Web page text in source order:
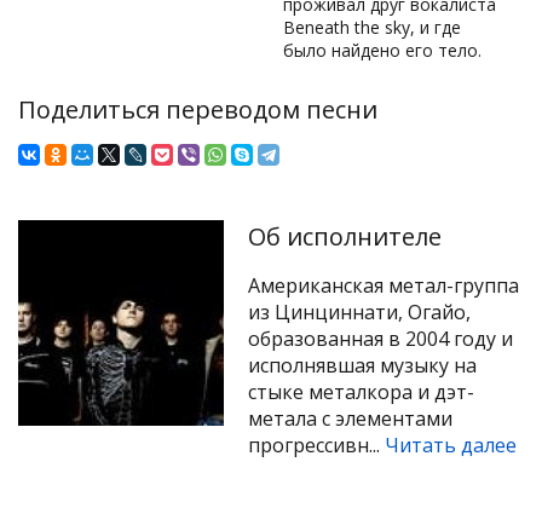
Beneath the sky, и где
было найдено его тело.
Поделиться переводом песни
Об исполнителе
Американская метал-группа
из Цинциннати, Огайо,
образованная в 2004 году и
исполнявшая музыку на
стыке металкора и дэт-
метала с элементами
прогрессивн... Читать далее